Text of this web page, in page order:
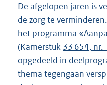
De afgelopen jaren is
de zorg te
het programma
(Kamerstuk 33 654, nr.
opgedeeld in
thema tegengaan